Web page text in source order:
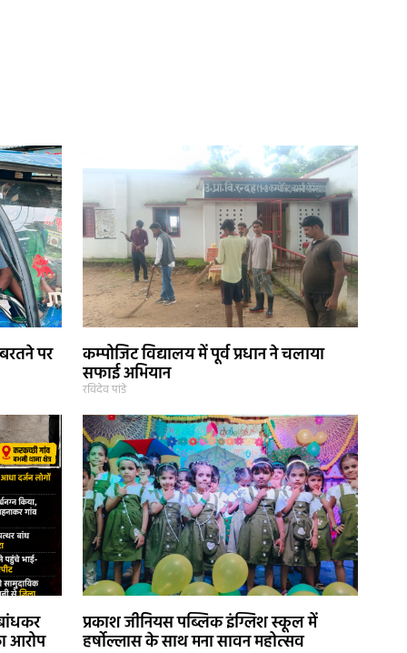
पर कम्पोजिट विद्यालय में पूर्व प्रधान ने चलाया
सफाई अभियान
रविदेव पांडे
आरोप
प्रकाश जीनियस पब्लिक इंग्लिश स्कूल में
हर्षोल्लास के साथ मना सावन महोत्सव